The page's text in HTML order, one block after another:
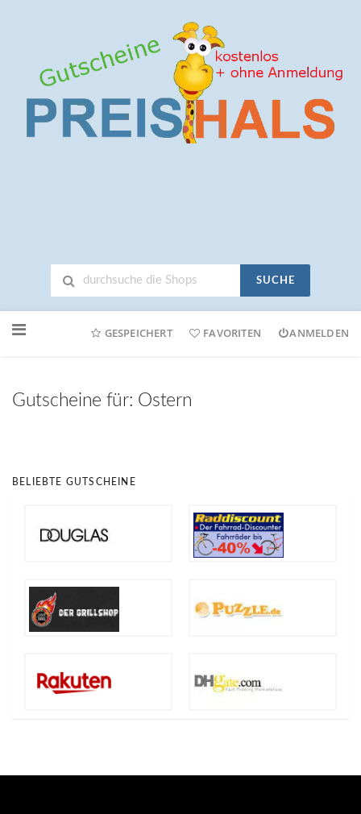
SUCHE
Online-
GESPEICHERT FAVORITEN ANMELDEN
Gutscheine für: Ostern
BELIEBTE GUTSCHEINE